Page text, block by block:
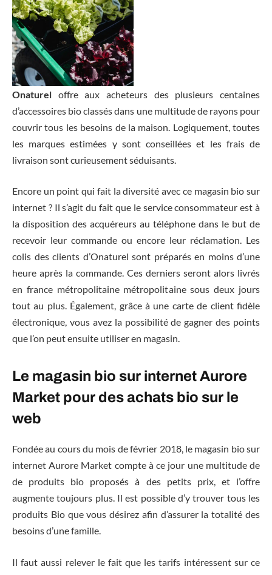
Onaturel offre aux acheteurs des plusieurs centaines
d’accessoires bio classés dans une multitude de rayons pour
couvrir tous les besoins de la maison. Logiquement, toutes
les marques estimées y sont conseillées et les frais de
livraison sont curieusement séduisants.
Encore un point qui fait la diversité avec ce magasin bio sur
internet ? Il s’agit du fait que le service consommateur est à
la disposition des acquéreurs au téléphone dans le but de
recevoir leur commande ou encore leur réclamation. Les
colis des clients d’Onaturel sont préparés en moins d’une
heure après la commande. Ces derniers seront alors livrés
en france métropolitaine métropolitaine sous deux jours
tout au plus. Également, grâce à une carte de client fidèle
électronique, vous avez la possibilité de gagner des points
que l’on peut ensuite utiliser en magasin.
Le magasin bio sur internet Aurore
Market pour des achats bio sur le
web
Fondée au cours du mois de février 2018, le magasin bio sur
internet Aurore Market compte à ce jour une multitude de
de produits bio proposés à des petits prix, et l’offre
augmente toujours plus. Il est possible d’y trouver tous les
produits Bio que vous désirez afin d’assurer la totalité des
besoins d’une famille.
Il faut aussi relever le fait que les tarifs intéressent sur ce